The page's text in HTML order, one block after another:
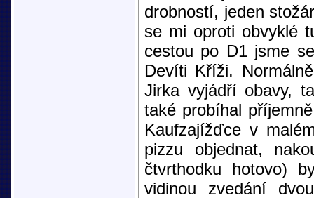
drobností, jeden
se mi oproti obvyklé
cestou po D1 jsme
Devíti Kříži.
Jirka vyjádří obavy,
také probíhal
Kaufzajížďce v
pizzu objednat,
čtvrthodku hotovo)
vidinou zvedání